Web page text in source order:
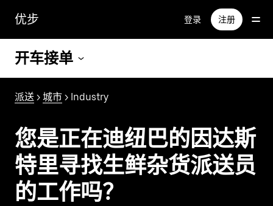
容
优步 登录 注册
开车接单
派送 > 城市 > Industry
您是正在迪纽巴的因达斯
特里寻找生鲜杂货派送员
的工作吗？